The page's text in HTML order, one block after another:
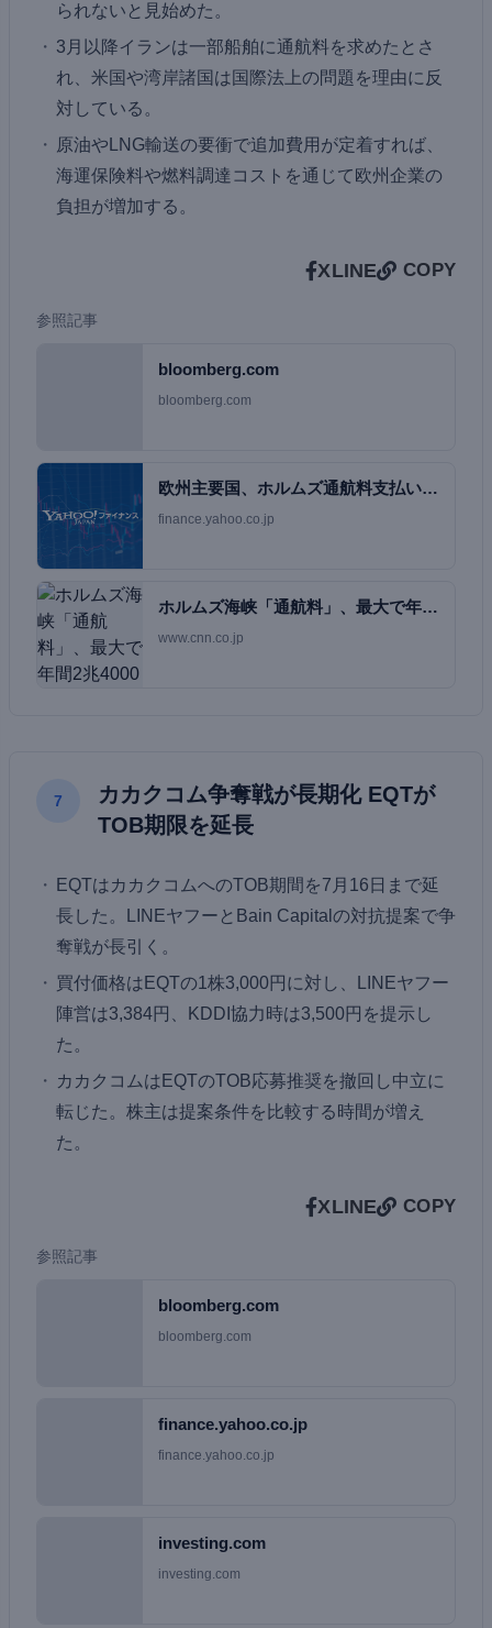
られないと見始めた。
3月以降イランは一部船舶に通航料を求めたとさ
れ、米国や湾岸諸国は国際法上の問題を理由に反
対している。
原油やLNG輸送の要衝で追加費用が定着すれば、
海運保険料や燃料調達コストを通じて欧州企業の
負担が増加する。
XLINE COPY
参照記事
bloomberg.com
bloomberg.com
欧州主要国、ホルムズ通航料支払いは
不可避として受…
finance.yahoo.co.jp
ホルムズ海峡「通航料」、最大で年間
2兆4000億…
www.cnn.co.jp
7
カカクコム争奪戦が長期化 EQTが
TOB期限を延長
EQTはカカクコムへのTOB期間を7月16日まで延
長した。LINEヤフーとBain Capitalの対抗提案で争
奪戦が長引く。
買付価格はEQTの1株3,000円に対し、LINEヤフー
陣営は3,384円、KDDI協力時は3,500円を提示し
た。
カカクコムはEQTのTOB応募推奨を撤回し中立に
転じた。株主は提案条件を比較する時間が増え
た。
XLINE COPY
参照記事
bloomberg.com
bloomberg.com
finance.yahoo.co.jp
finance.yahoo.co.jp
investing.com
investing.com